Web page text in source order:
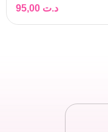
د.ت